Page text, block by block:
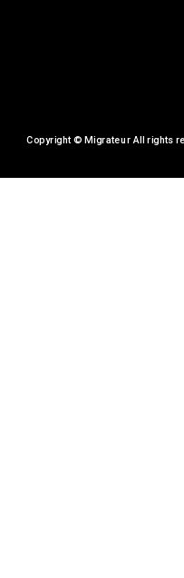
Copyright © Migrateur All rights